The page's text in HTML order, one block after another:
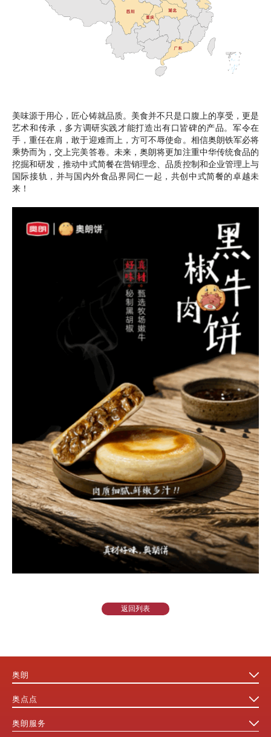
美味源于用心，匠心铸就品质。美食并不只是口腹上的享受，更是
艺术和传承，多方调研实践才能打造出有口皆碑的产品。军令在
手，重任在肩，敢于迎难而上，方可不辱使命。相信奥朗铁军必将
乘势而为，交上完美答卷。未来，奥朗将更加注重中华传统食品的
挖掘和研发，推动中式简餐在营销理念、品质控制和企业管理上与
国际接轨，并与国内外食品界同仁一起，共创中式简餐的卓越未
来！
返回列表
奥朗
奥点点
奥朗服务